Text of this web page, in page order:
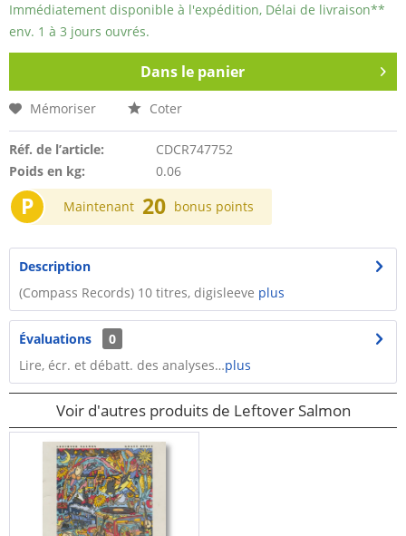
Immédiatement disponible à l'expédition, Délai de livraison**
env. 1 à 3 jours ouvrés.
Dans le panier
Mémoriser Coter
Réf. de l’article:
CDCR747752
Poids en kg:
0.06
P Maintenant 20 bonus points
Description
(Compass Records) 10 titres, digisleeve plus
Évaluations
0
Lire, écr. et débatt. des analyses…plus
Voir d'autres produits de Leftover Salmon